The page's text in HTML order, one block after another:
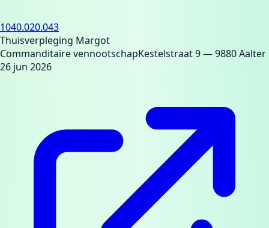
1040.020.043
Thuisverpleging Margot
Commanditaire vennootschapKestelstraat 9— 9880 Aalter
26 jun 2026